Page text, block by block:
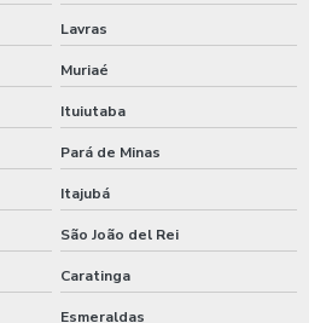
Lavras
Muriaé
Ituiutaba
Pará de Minas
Itajubá
São João del Rei
Caratinga
Esmeraldas